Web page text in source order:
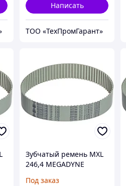
Написать
ТОО «ТехПромГарант»
Зубчатый ремень MXL
246,4 MEGADYNE
Под заказ